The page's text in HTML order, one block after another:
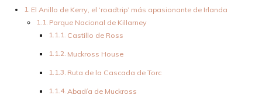
El Anillo de Kerry, el ‘roadtrip’ más apasionante de Irlanda
Parque Nacional de Killarney
Castillo de Ross
Muckross House
Ruta de la Cascada de Torc
Abadía de Muckross